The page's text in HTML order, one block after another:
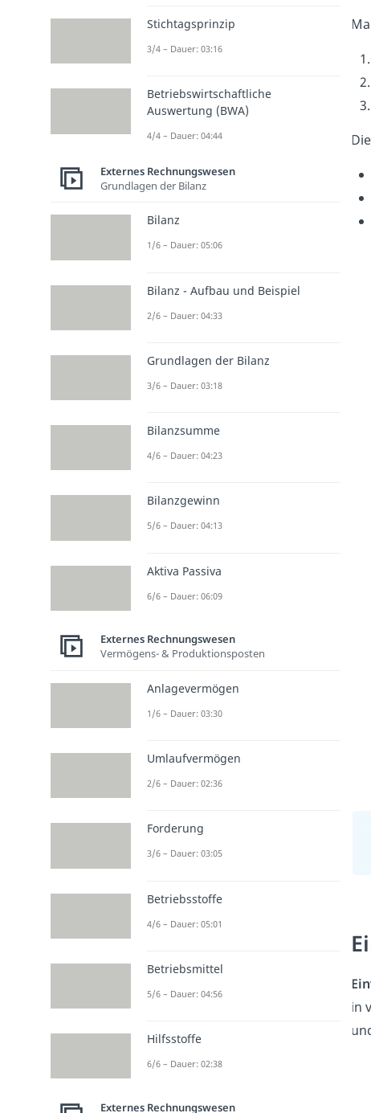
in
Stichtagsprinzip
3/4 – Dauer: 03:16
Betriebswirtschaftliche
Auswertung (BWA)
4/4 – Dauer: 04:44
Externes Rechnungswesen
Grundlagen der Bilanz
Bilanz
1/6 – Dauer: 05:06
Bilanz - Aufbau und Beispiel
2/6 – Dauer: 04:33
Grundlagen der Bilanz
3/6 – Dauer: 03:18
Bilanzsumme
4/6 – Dauer: 04:23
Bilanzgewinn
5/6 – Dauer: 04:13
Aktiva Passiva
6/6 – Dauer: 06:09
Externes Rechnungswesen
Vermögens- & Produktionsposten
Anlagevermögen
1/6 – Dauer: 03:30
Umlaufvermögen
2/6 – Dauer: 02:36
Forderung
3/6 – Dauer: 03:05
Betriebsstoffe
4/6 – Dauer: 05:01
Betriebsmittel
5/6 – Dauer: 04:56
Hilfsstoffe
6/6 – Dauer: 02:38
Externes Rechnungswesen